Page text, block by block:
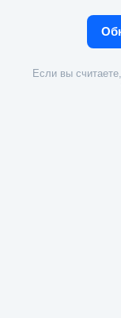
Если вы